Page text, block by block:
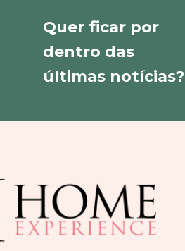
Quer ficar por
dentro das
últimas notícias?